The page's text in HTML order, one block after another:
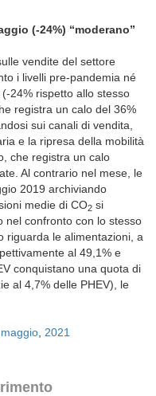
(-24%) “moderano”
vendite del settore
i livelli pre-pandemia né
24% rispetto allo stesso
registra un calo del 36%
sui canali di vendita,
e la ripresa della mobilità
che registra un calo
Al contrario nel mese, le
2019 archiviando
medie di CO2 si
nel confronto con lo stesso
riguarda le alimentazioni, a
al 49,1% e
conquistano una quota di
al 4,7% delle PHEV), le
maggio 2021